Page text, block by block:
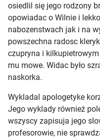
osiedlil się jego rodzony
opowiadac o Wilnie i
nabozenstwach jak i na
powszechna radosc
czupryna i
mu mowe. Widac było
naskorka.
Wykladal apologetyke
Jego wyklady również
wszyscy zapisuja jego
profesorowie, nie